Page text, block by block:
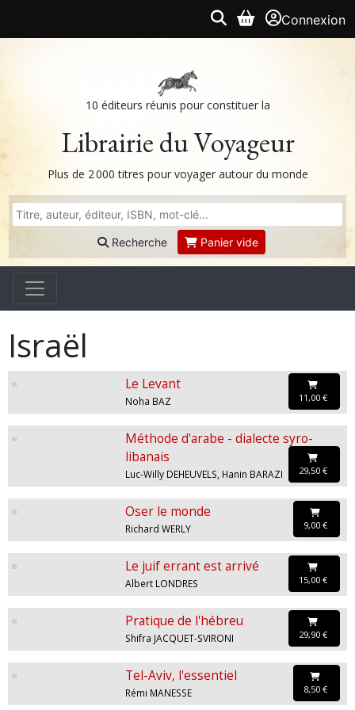
Connexion
10 éditeurs réunis pour constituer la
Librairie du Voyageur
Plus de 2 000 titres pour voyager autour du monde
Recherche Panier vide
Israël
Le Levant
Noha BAZ 11,00 €
Méthode d'arabe - dialecte syro-
libanais
Luc-Willy DEHEUVELS, Hanin BARAZI 29,50 €
Oser le monde
Richard WERLY 9,00 €
Le juif errant est arrivé
Albert LONDRES 15,00 €
Pratique de l'hébreu
Shifra JACQUET-SVIRONI 29,90 €
Tel-Aviv, l'essentiel
Rémi MANESSE 8,50 €